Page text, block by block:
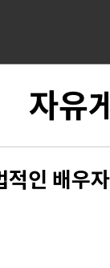
자유
인 배우